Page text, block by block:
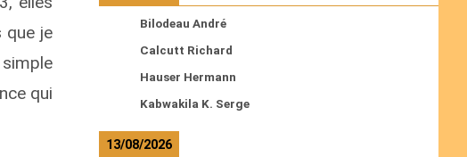
que je
qui
Bilodeau André
Calcutt Richard
Hauser Hermann
Kabwakila K. Serge
13/08/2026